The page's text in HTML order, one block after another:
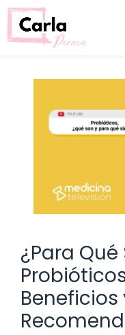
Saltar
al
contenido
¿Para
Beneficios